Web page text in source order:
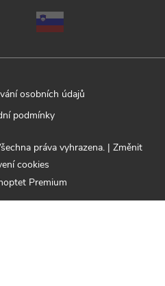
osobních údajů
podmínky
Premium
práva vyhrazena. | Změnit
cookies